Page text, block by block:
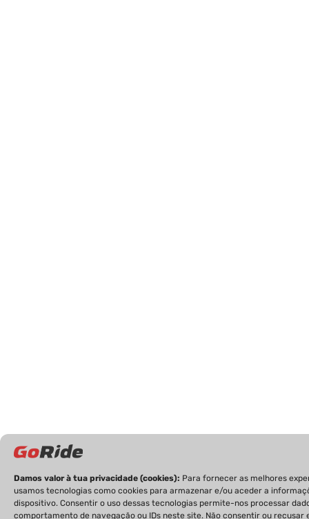
Damos valor à tua privacidade (cookies): Para fornecer as melhores
usamos tecnologias como cookies para armazenar e/ou aceder a
dispositivo. Consentir o uso dessas tecnologias permite-nos processar
comportamento de navegação ou IDs neste site. Não consentir ou recusar